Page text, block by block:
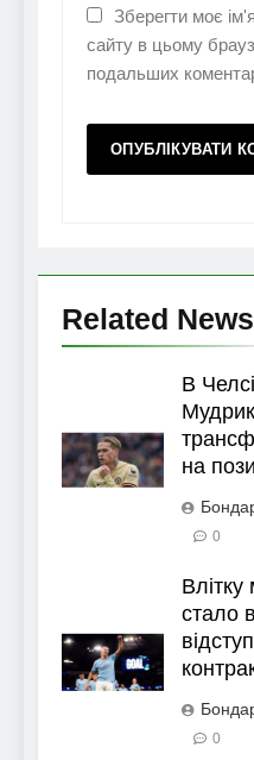
Зберегти моє
сайту в цьому
подальших
Related News
В
на
0
стало
0